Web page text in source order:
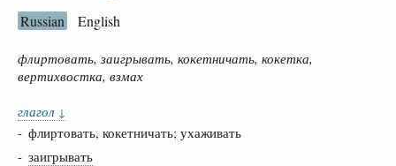
Russian English
флиртовать, заигрывать, кокетничать, кокетка,
вертихвостка, взмах
глагол ↓
- флиртовать, кокетничать; ухаживать
- заигрывать